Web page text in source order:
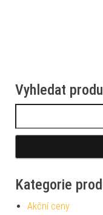
Vyhledat
Kategorie
Akční ceny